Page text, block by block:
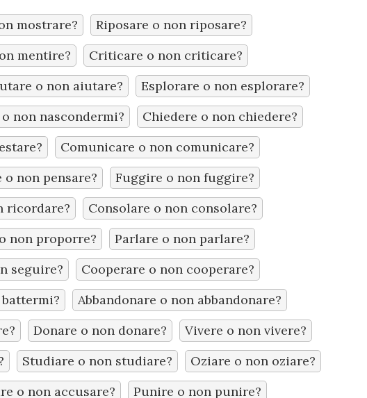
mostrare?
Riposare o non riposare?
mentire?
Criticare o non criticare?
o non aiutare?
Esplorare o non esplorare?
non nascondermi?
Chiedere o non chiedere?
Comunicare o non comunicare?
o non pensare?
Fuggire o non fuggire?
ricordare?
Consolare o non consolare?
non proporre?
Parlare o non parlare?
seguire?
Cooperare o non cooperare?
Abbandonare o non abbandonare?
Donare o non donare?
Vivere o non vivere?
Studiare o non studiare?
Oziare o non oziare?
o non accusare? Punire o non punire?